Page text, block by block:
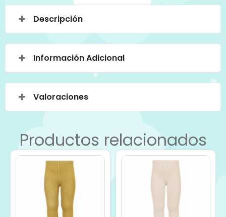
Descripción
Información Adicional
Valoraciones
Productos relacionados